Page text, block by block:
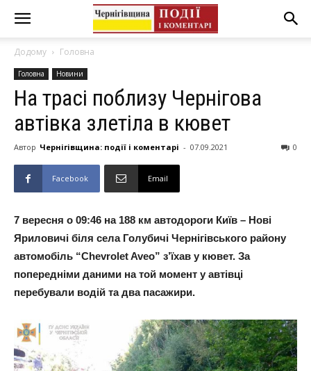
Додому Головна
Головна Новини
На трасі поблизу Чернігова
автівка злетіла в кювет
Автор Чернігівщина: події і коментарі - 07.09.2021 0
Facebook Email
7 вересня о 09:46 на 188 км автодороги Київ – Нові
Яриловичі біля села Голубичі Чернігівського району
автомобіль “Chevrolet Aveo” з’їхав у кювет. За
попередніми даними на той момент у автівці
перебували водій та два пасажири.